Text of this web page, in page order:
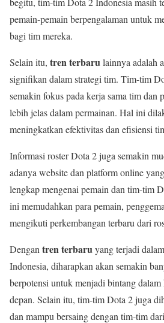
pemain-pemain berpengalaman untuk
bagi tim mereka.
Selain itu, tren terbarulainnya adalah
signifikan dalam strategi tim. Tim-tim
semakin fokus pada kerja sama tim dan
lebih jelas dalam permainan. Hal ini
meningkatkan efektivitas dan efisiensi
Informasi roster Dota 2 juga semakin
adanya website dan platform online
lengkap mengenai pemain dan tim-tim
ini memudahkan para pemain,
mengikuti perkembangan terbaru dari
Dengan tren terbaruyang terjadi
Indonesia, diharapkan akan semakin
berpotensi untuk menjadi bintang
depan. Selain itu, tim-tim Dota 2 juga
dan mampu bersaing dengan tim-tim